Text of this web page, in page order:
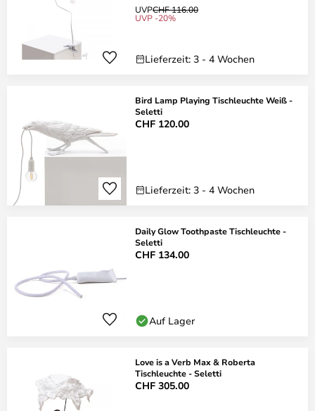
UVPCHF 116.00
UVP -20%
Lieferzeit: 3 - 4 Wochen
Bird Lamp Playing Tischleuchte Weiß -
Seletti
CHF 120.00
Lieferzeit: 3 - 4 Wochen
Daily Glow Toothpaste Tischleuchte -
Seletti
CHF 134.00
Auf Lager
Love is a Verb Max & Roberta
Tischleuchte - Seletti
CHF 305.00